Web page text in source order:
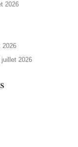
2026
2026
juillet 2026